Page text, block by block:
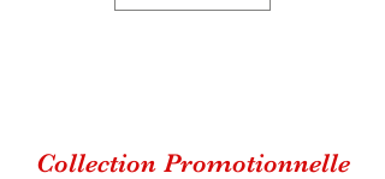
Collection Promotionnelle